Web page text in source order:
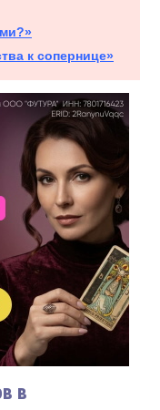
к сопернице»
в